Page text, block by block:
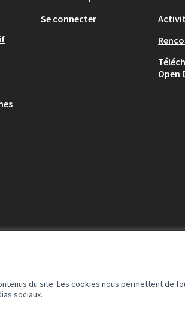
du site. Les cookies nous permettent de
sociaux.
Se connecter
Open